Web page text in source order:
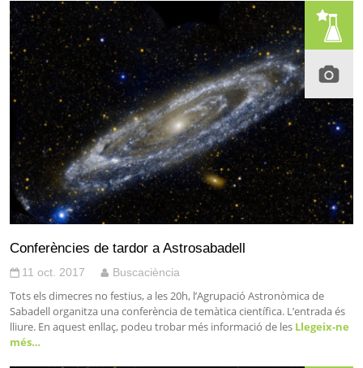
Conferències de tardor a Astrosabadell
11 oct. 2017 Buscaciència
Tots els dimecres no festius, a les 20h, l’Agrupació Astronòmica de
Sabadell organitza una conferència de temàtica científica. L’entrada és
lliure. En aquest enllaç, podeu trobar més informació de les Llegeix-ne
més…